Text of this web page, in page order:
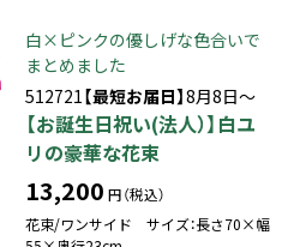
白×ピンクの優しげな色合いで
まとめました
512721【最短お届日】8月8日～
【お誕生日祝い(法人）】白ユ
リの豪華な花束
13,200 円（税込）
花束/ワンサイド サイズ：長さ70×幅